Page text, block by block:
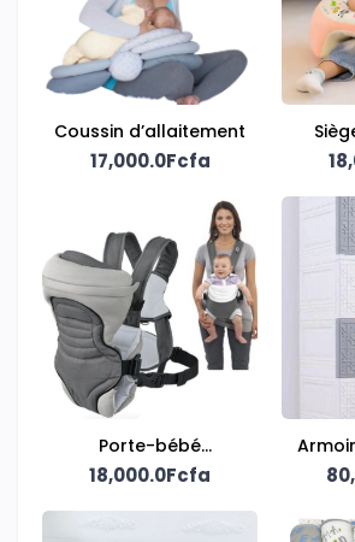
Coussin d’allaitement
17,000.0Fcfa
Porte-bébé
kangourou pratique
18,000.0Fcfa